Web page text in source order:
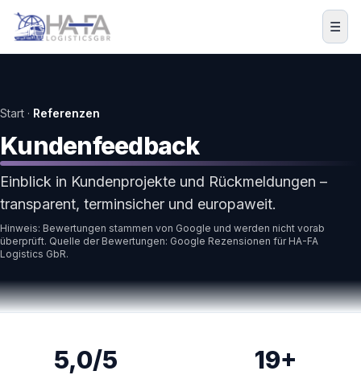
Zum Inhalt springen
☰
Start · Referenzen
Kundenfeedback
Einblick in Kundenprojekte und Rückmeldungen –
transparent, terminsicher und europaweit.
Hinweis: Bewertungen stammen von Google und werden nicht vorab
überprüft. Quelle der Bewertungen: Google Rezensionen für HA-FA
Logistics GbR.
5,0/5 19+